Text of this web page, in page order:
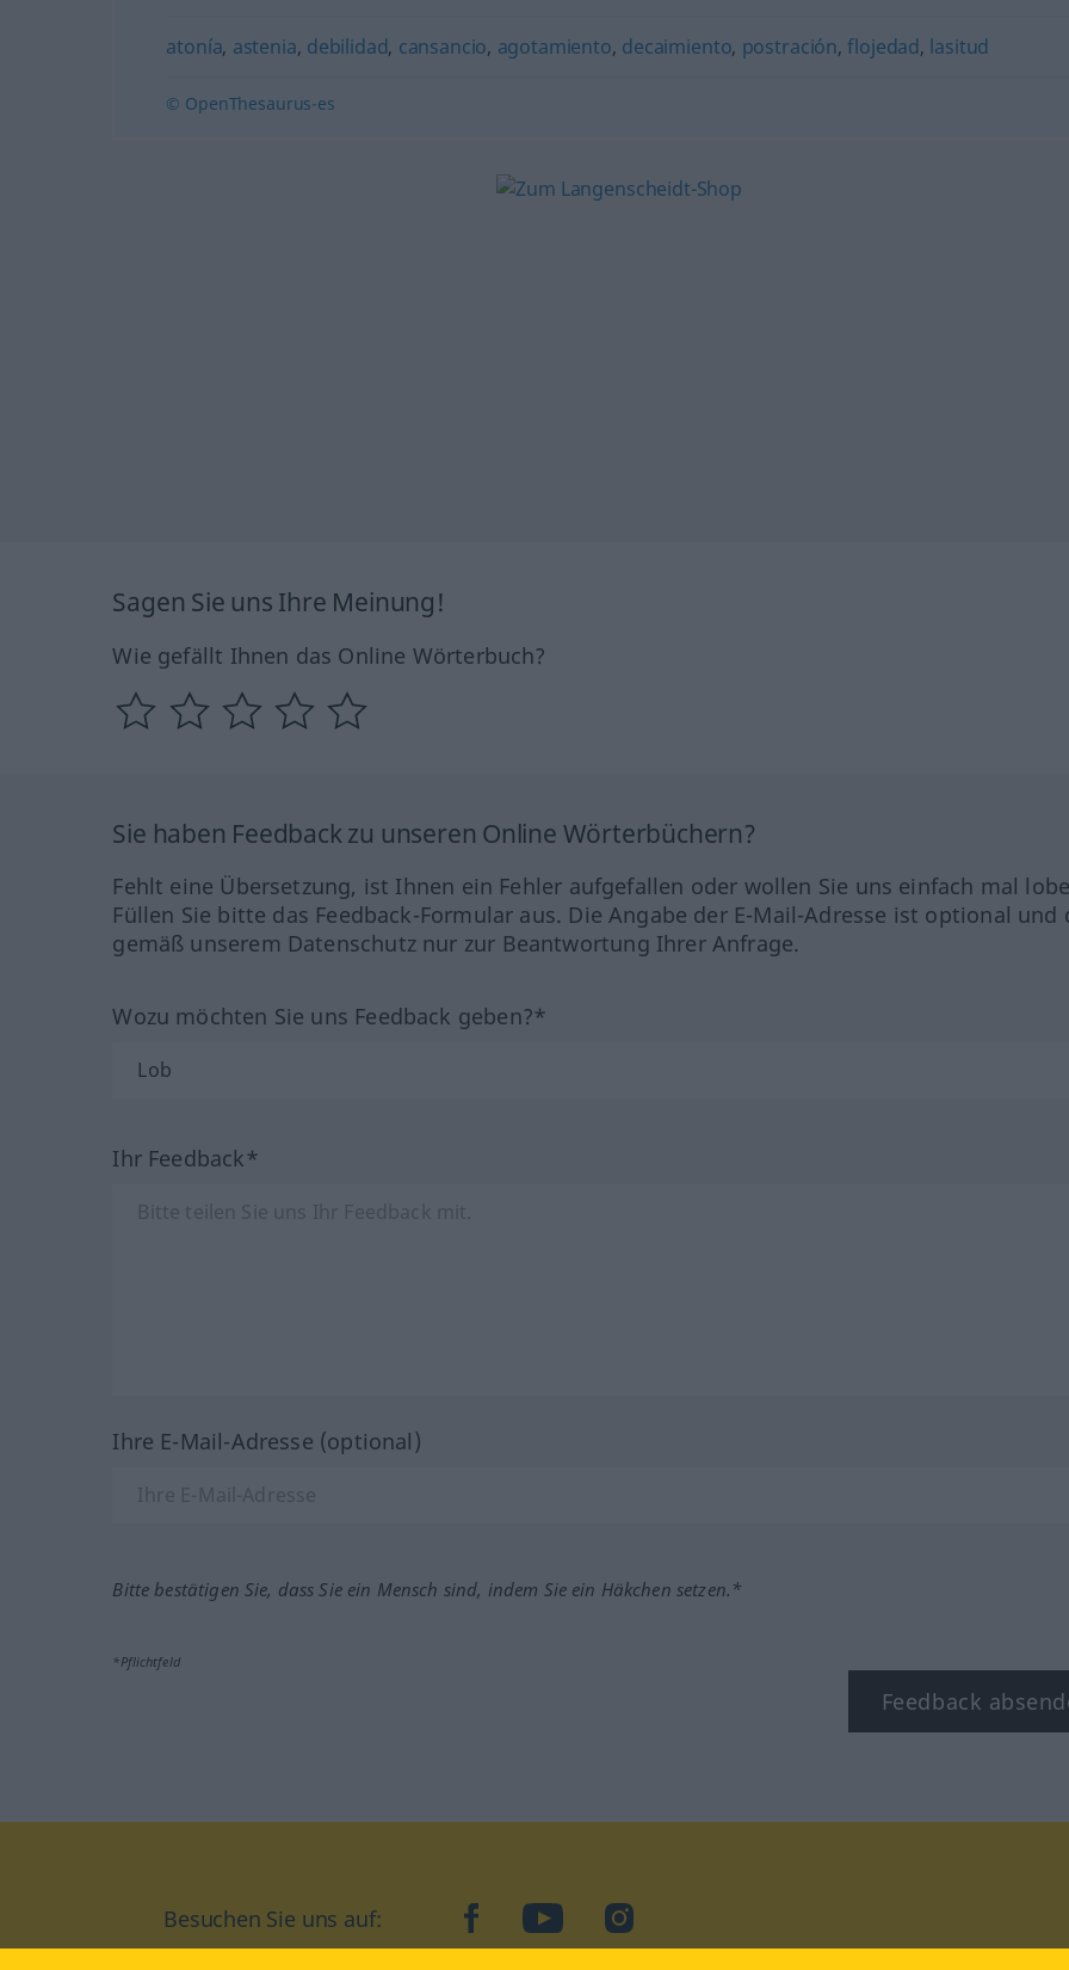
atonía, astenia, debilidad, cansancio, agotamiento, decaimiento, postración,flojedad, lasitud
© OpenThesaurus-es
Sagen Sie uns Ihre Meinung!
Wie gefällt Ihnen das Online Wörterbuch?
Sie haben Feedback zu unseren Online Wörterbüchern?
Fehlt eine Übersetzung, ist Ihnen ein Fehler aufgefallen oder wollen Sie uns einfach mal
Füllen Sie bitte das Feedback-Formular aus. Die Angabe der E-Mail-Adresse ist optional und
gemäß unserem Datenschutz nur zur Beantwortung Ihrer Anfrage.
Wozu möchten Sie uns Feedback geben?*
Ihr Feedback*
Ihre E-Mail-Adresse (optional)
Bitte bestätigen Sie, dass Sie ein Mensch sind, indem Sie ein Häkchen setzen.*
*Pflichtfeld
Feedback
Besuchen Sie uns auf: facebookYouTubeInstagram